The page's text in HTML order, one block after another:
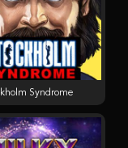
Syndrome